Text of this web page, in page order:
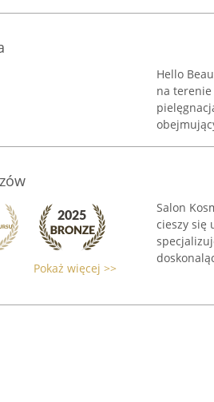
Hello
na terenie
Pokaż więcej >>
Salon
cieszy się